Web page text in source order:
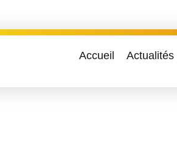
Accueil Actualités